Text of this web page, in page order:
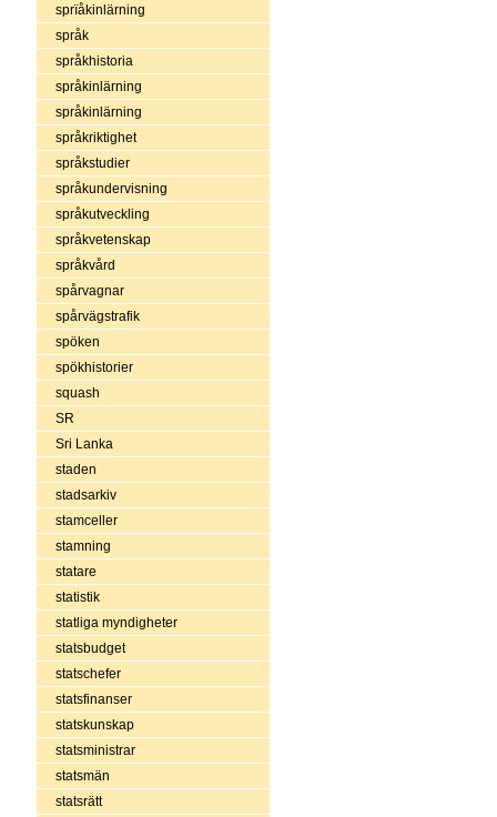
sprïåkinlärning
språk
språkhistoria
språkinlärning
språkinlärning
språkriktighet
språkstudier
språkundervisning
språkutveckling
språkvetenskap
språkvård
spårvagnar
spårvägstrafik
spöken
spökhistorier
squash
SR
Sri Lanka
staden
stadsarkiv
stamceller
stamning
statare
statistik
statliga myndigheter
statsbudget
statschefer
statsfinanser
statskunskap
statsministrar
statsmän
statsrätt